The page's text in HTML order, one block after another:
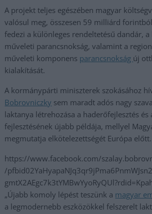
A projekt teljes egészében magyar
valósul meg, összesen 59 milliárd
fedezi a különleges rendeltetésű dandár, a
műveleti parancsnokság, valamint a
műveleti komponens parancsnokság új
kialakítását.
A kormánypárti miniszterek szokásához
Bobrovniczky sem maradt adós nagy
laktanya létrehozása a haderőfejlesztés és
fejlesztésének újabb példája, mellyel
megmutatja elkötelezettségét Európa előtt.
https://www.facebook.com/
/
„Újabb komoly lépést teszünk a magyar
a legmodernebb eszközökkel felszerelt